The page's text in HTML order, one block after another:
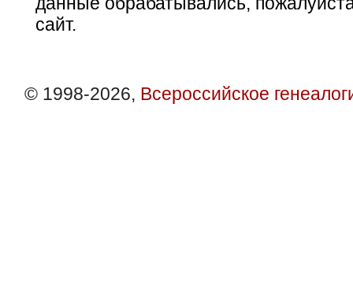
сайт.
© 1998-2026, Всероссийское